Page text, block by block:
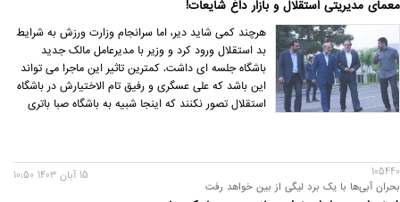
معمای مدیریتی استقلال و بازار داغ شایعات!
هرچند کمی شاید دیر، اما سرانجام وزارت ورزش به شرایط
بد استقلال ورود کرد و وزیر با مدیرعامل مالک جدید
باشگاه جلسه ای داشت. کمترین تاثیر این ماجرا می تواند
این باشد که علی عسگری و رفیق تام الاختیارش در باشگاه
استقلال تصور نکنند که اینجا شبیه به باشگاه صبا باتری
105440
بحران آبی‌ها با یک برد لیگی از بین خواهد رفت
15 آبان 1403 10:50